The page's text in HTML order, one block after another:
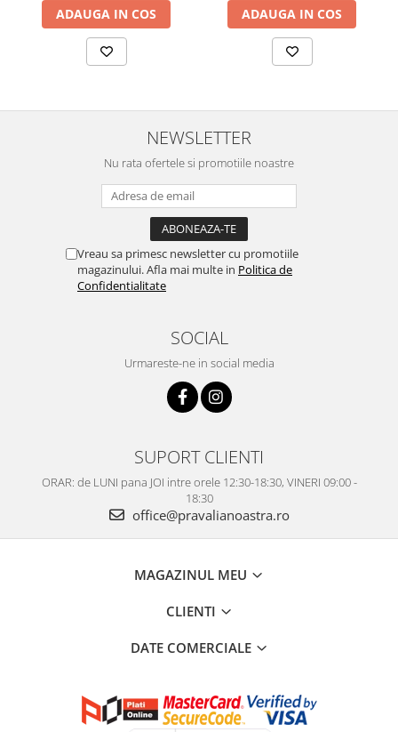
ADAUGA IN COS ADAUGA IN COS
NEWSLETTER
Nu rata ofertele si promotiile noastre
Vreau sa primesc newsletter cu promotiile
magazinului. Afla mai multe in Politica de
Confidentialitate
SOCIAL
Urmareste-ne in social media
SUPORT CLIENTI
ORAR: de LUNI pana JOI intre orele 12:30-18:30, VINERI 09:00 -
18:30
office@pravalianoastra.ro
MAGAZINUL MEU
CLIENTI
DATE COMERCIALE